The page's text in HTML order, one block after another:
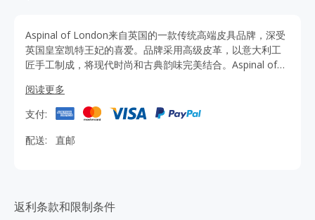
Aspinal of London来自英国的一款传统高端皮具品牌，深受
英国皇室凯特王妃的喜爱。品牌采用高级皮革，以意大利工
匠手工制成，将现代时尚和古典韵味完美结合。Aspinal of
等。马上通过TopCashback点击进入Aspinal of London官网
购买，可获得更多优惠折扣，海淘官网正品且可直邮中国。
阅读更多
支付:
配送:
直邮
返利条款和限制条件